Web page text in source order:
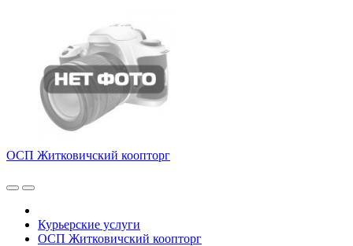
ОСП Житковичский коопторг
Курьерские услуги
ОСП Житковичский коопторг